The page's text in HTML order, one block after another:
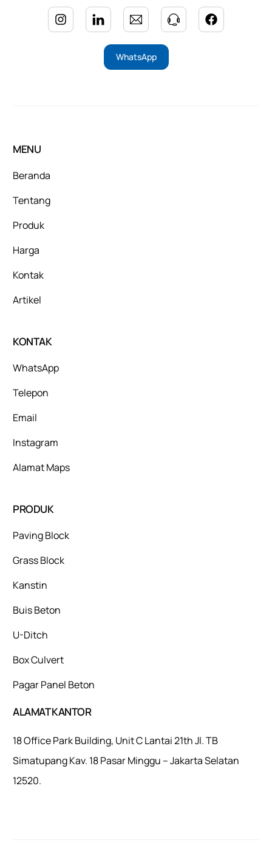
WhatsApp
MENU
Beranda
Tentang
Produk
Harga
Kontak
Artikel
KONTAK
WhatsApp
Telepon
Email
Instagram
Alamat Maps
PRODUK
Paving Block
Grass Block
Kanstin
Buis Beton
U-Ditch
Box Culvert
Pagar Panel Beton
ALAMAT KANTOR
18 Office Park Building, Unit C Lantai 21th Jl. TB
Simatupang Kav. 18 Pasar Minggu – Jakarta Selatan
12520.